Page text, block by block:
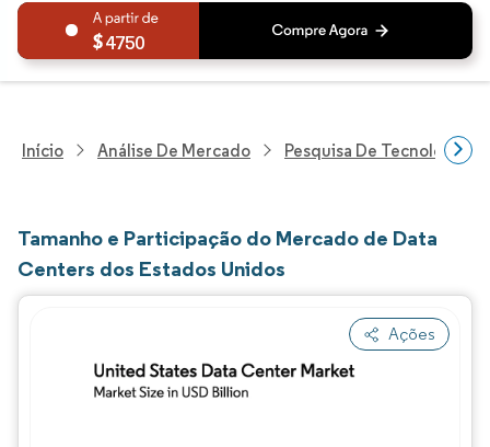
4750
Início Análise De Mercado Pesquisa De Tecnologia,
Tamanho e Participação do Mercado de Data
Centers dos Estados Unidos
Ações